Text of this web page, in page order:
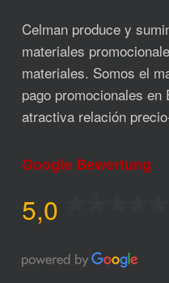
Celman produce y
materiales
materiales. Somos el
pago promocionales
atractiva relación
Google Bewertung
5,0